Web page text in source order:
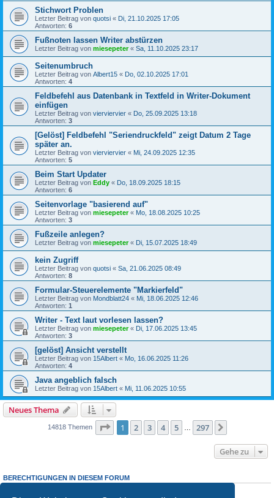
Stichwort Problen
Letzter Beitrag von quotsi « Di, 21.10.2025 17:05
Antworten: 6
Fußnoten lassen Writer abstürzen
Letzter Beitrag von miesepeter« Sa, 11.10.2025 23:17
Seitenumbruch
Letzter Beitrag von Albert15 « Do, 02.10.2025 17:01
Antworten: 4
Feldbefehl aus Datenbank in Textfeld in Writer-Dokument
einfügen
Letzter Beitrag von vierviervier « Do, 25.09.2025 13:18
Antworten: 3
[Gelöst] Feldbefehl "Seriendruckfeld" zeigt Datum 2 Tage
später an.
Letzter Beitrag von vierviervier « Mi, 24.09.2025 12:35
Antworten: 5
Beim Start Updater
Letzter Beitrag von Eddy « Do, 18.09.2025 18:15
Antworten: 6
Seitenvorlage "basierend auf"
Letzter Beitrag von miesepeter« Mo, 18.08.2025 10:25
Antworten: 3
Fußzeile anlegen?
Letzter Beitrag von miesepeter« Di, 15.07.2025 18:49
kein Zugriff
Letzter Beitrag von quotsi « Sa, 21.06.2025 08:49
Antworten: 8
Formular-Steuerelemente "Markierfeld"
Letzter Beitrag von Mondblatt24 « Mi, 18.06.2025 12:46
Antworten: 1
Writer - Text laut vorlesen lassen?
Letzter Beitrag von miesepeter« Di, 17.06.2025 13:45
Antworten: 3
[gelöst] Ansicht verstellt
Letzter Beitrag von 15Albert « Mo, 16.06.2025 11:26
Antworten: 4
Java angeblich falsch
Letzter Beitrag von 15Albert « Mi, 11.06.2025 10:55
Neues Thema
14818 Themen Seite 1von 297
1 2 3 4 5 297
Gehe zu
BERECHTIGUNGEN IN DIESEM FORUM